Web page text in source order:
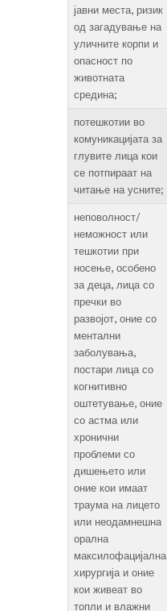
јавни места, ризик
од загадување на
уличните корпи и
опасност по
животната
средина;
потешкотии во
комуникацијата за
глувите лица кои
се потпираат на
читање на усните;
неповолност/
неможност или
тешкотии при
носење, особено
за деца, лица со
пречки во
развојот, оние со
ментални
заболувања,
постари лица со
когнитивно
оштетување, оние
со астма или
хронични
проблеми со
дишењето или
оние кои имаат
траума на лицето
или неодамнешна
орална
максилофацијална
хирургија и оние
кои живеат во
топли и влажни